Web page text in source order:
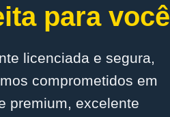
para você
licenciada e segura,
comprometidos em
premium, excelente